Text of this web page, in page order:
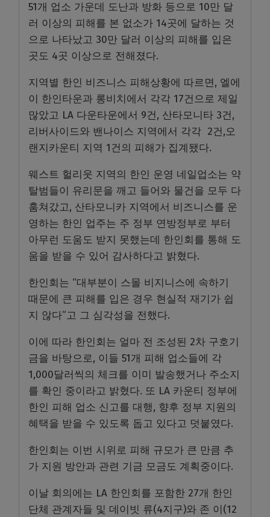
51개 업소 가운데 도난과 방화 등으로 10만 달
러 이상의 피해를 본 없소가 14곳에 달하는 것
으로 나타났고 30만 달러 이상의 피해를 입은
곳도 4곳 이상으로 전해졌다.
지역별 한인 비즈니스 피해상황에 따르면, 엘에
이 한인타운과 롱비치에서 각각 17건으로 제일
많았고 LA 다운타운에서 9건, 산타모니타 3건,
리버사이드와 밴나이스 지역에서 각각 2건,오
랜지카운티 지역 1건의 피해가 집계됐다.
웨스트 헐리웃 지역의 한인 운영 네일업소는 약
탈범들이 유리문을 깨고 들어와 물건을 모두 다
훔쳐갔고, 산타모니카 지역에서 비즈니스를 운
영하는 한인 업주는 주 정부 연방정부로 부터
아무런 도움도 받지 못했는데 한인회를 통해 도
움을 받을 수 있어 감사하다고 밝혔다.
한인회는 “대부분이 스몰 비지니스에 속하기
때문에 큰 피해를 입은 경우 현실적 재기가 쉽
지 않다”고 그 심각성을 전했다.
이에 따라 한인회는 얼마 전 조성된 2차 구호기
금을 바탕으로, 이들 51개 피해 업소들에 각
1,000달러씩의 체크를 이미 발송했거나 주소지
를 확인 중이라고 밝혔다. 또 LA 카운티 정부에
한인 피해 업소 신고를 대행, 향후 정부 지원의
혜택을 받을 수 있도록 돕고 있다고 덧붙였다.
한인회는 이번 시위로 피해 규모가 큰 만큼 추
가 지원 방안과 관련 기금 모금도 계획중이다.
이날 회의에는 LA 한인회를 포함한 27개 한인
단체 관계자들 및 데이빗 류(4지구)와 존 이(12